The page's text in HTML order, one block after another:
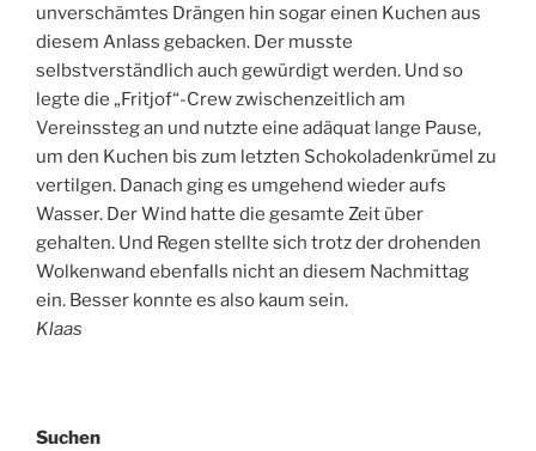
unverschämtes Drängen hin sogar einen Kuchen aus
diesem Anlass gebacken. Der musste
selbstverständlich auch gewürdigt werden. Und so
legte die „Fritjof“-Crew zwischenzeitlich am
Vereinssteg an und nutzte eine adäquat lange Pause,
um den Kuchen bis zum letzten Schokoladenkrümel zu
vertilgen. Danach ging es umgehend wieder aufs
Wasser. Der Wind hatte die gesamte Zeit über
gehalten. Und Regen stellte sich trotz der drohenden
Wolkenwand ebenfalls nicht an diesem Nachmittag
ein. Besser konnte es also kaum sein.
Klaas
Suchen